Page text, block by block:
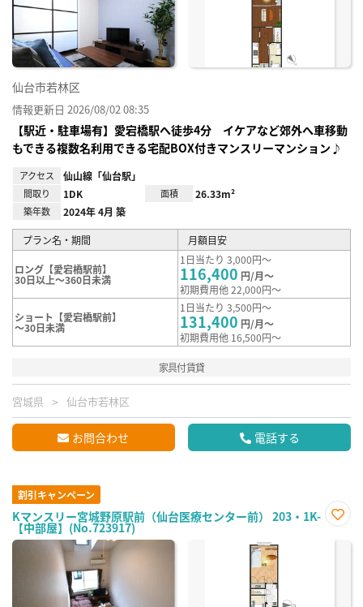
仙台市若林区
情報更新日 2026/08/02 08:35
【駅近・駐車場有】愛宕橋駅へ徒歩4分 イケアなど郊外へ車移動
もできる複数名利用できる宅配BOX付きマンスリーマンション♪
アクセス 仙山線「仙台駅」
間取り 1DK 面積 26.33m²
築年数 2024年 4月 築
プラン名・期間 月額目安
ロング【愛宕橋駅前】
30日以上～360日未満
1日当たり 3,000円～
116,400 円/月～
初期費用他 22,000円～
ショート【愛宕橋駅前】
～30日未満
1日当たり 3,500円～
131,400 円/月～
初期費用他 16,500円～
家具付賃貸
宮城県 仙台市若林区
お問合わせ 電話する
割引キャンペーン
Kマンスリー宮城野原駅前（仙台医療センター前） 203・1K-
【中部屋】(No.723917)
に入